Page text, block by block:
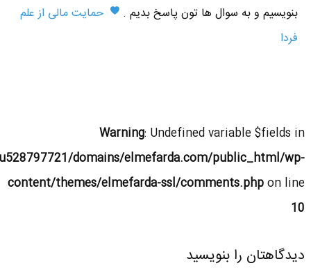
بنویسیم و به سوال ها تون پاسخ بدیم .
حمایت مالی از علم
فردا
Warning: Undefined variable $fields in
domains/elmefarda.com/public_html/wp-
content/themes/elmefarda-ssl/comments.phpon line
10
دیدگاهتان را بنویسید